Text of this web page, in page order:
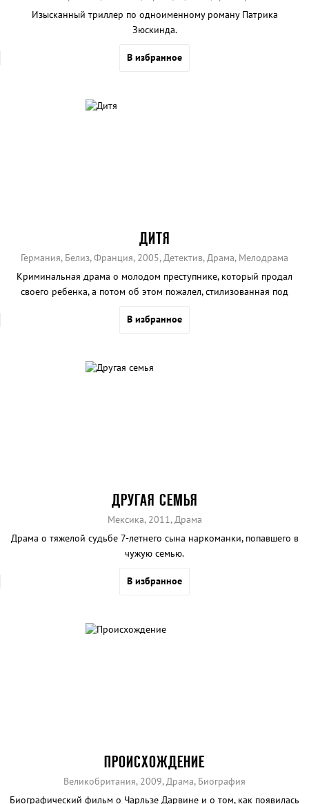
Изысканный триллер по одноименному роману Патрика
Зюскинда.
В избранное
ДИТЯ
Германия, Белиз, Франция, 2005, Детектив, Драма, Мелодрама
Криминальная драма о молодом преступнике, который продал
своего ребенка, а потом об этом пожалел, стилизованная под
В избранное
ДРУГАЯ СЕМЬЯ
Мексика, 2011, Драма
Драма о тяжелой судьбе 7-летнего сына наркоманки, попавшего в
чужую семью.
В избранное
ПРОИСХОЖДЕНИЕ
Великобритания, 2009, Драма, Биография
Биографический фильм о Чарльзе Дарвине и о том, как появилась